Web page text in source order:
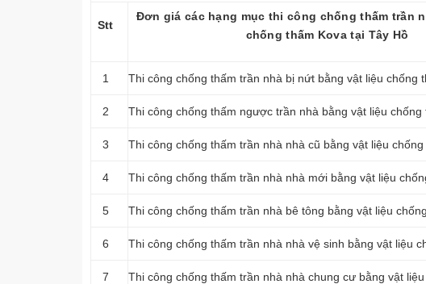
Stt
Đơn giá các hạng mục thi công chống thấm trần
chống thấm Kova tại Tây Hồ
1 Thi công chống thấm trần nhà bị nứt bằng vật liệu chống
2 Thi công chống thấm ngược trần nhà bằng vật liệu chống
3 Thi công chống thấm trần nhà nhà cũ bằng vật liệu chống
4 Thi công chống thấm trần nhà nhà mới bằng vật liệu
5 Thi công chống thấm trần nhà bê tông bằng vật liệu
6 Thi công chống thấm trần nhà nhà vệ sinh bằng vật liệu
7 Thi công chống thấm trần nhà nhà chung cư bằng vật